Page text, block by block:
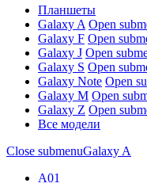
Планшеты
Galaxy A Open
Galaxy F Open
Galaxy J Open
Galaxy S Open
Galaxy Note Open
Galaxy M Open
Galaxy Z Open
Все модели
Close submenuGalaxy A
A01